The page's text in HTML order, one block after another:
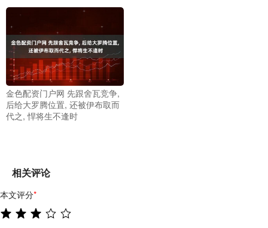
金色配资门户网 先跟舍瓦竞争,
后给大罗腾位置, 还被伊布取而
代之, 悍将生不逢时
相关评论
本文评分*